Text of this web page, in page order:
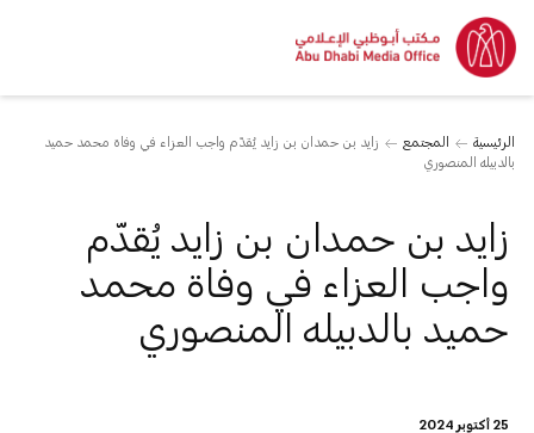
الرئيسية المجتمع
زايد بن حمدان بن زايد يُقدّم واجب العزاء في وفاة محمد حميد
بالدبيله المنصوري
25 أكتوبر 2024
زايد بن حمدان بن زايد يُقدّم
واجب العزاء في وفاة محمد
حميد بالدبيله المنصوري